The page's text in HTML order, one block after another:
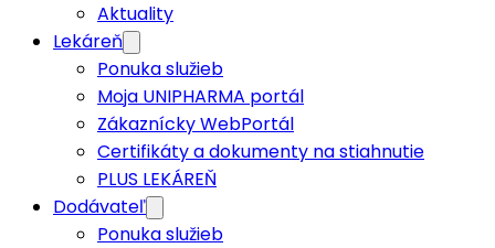
Aktuality
Lekáreň
Ponuka služieb
Moja UNIPHARMA portál
Zákaznícky WebPortál
Certifikáty a dokumenty na stiahnutie
PLUS LEKÁREŇ
Dodávateľ
Ponuka služieb